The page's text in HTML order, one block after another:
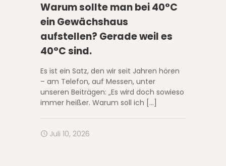
Warum sollte man bei 40°C
ein Gewächshaus
aufstellen? Gerade weil es
40°C sind.
Es ist ein Satz, den wir seit Jahren hören
– am Telefon, auf Messen, unter
unseren Beiträgen: „Es wird doch sowieso
immer heißer. Warum soll ich […]
Juli 10, 2026